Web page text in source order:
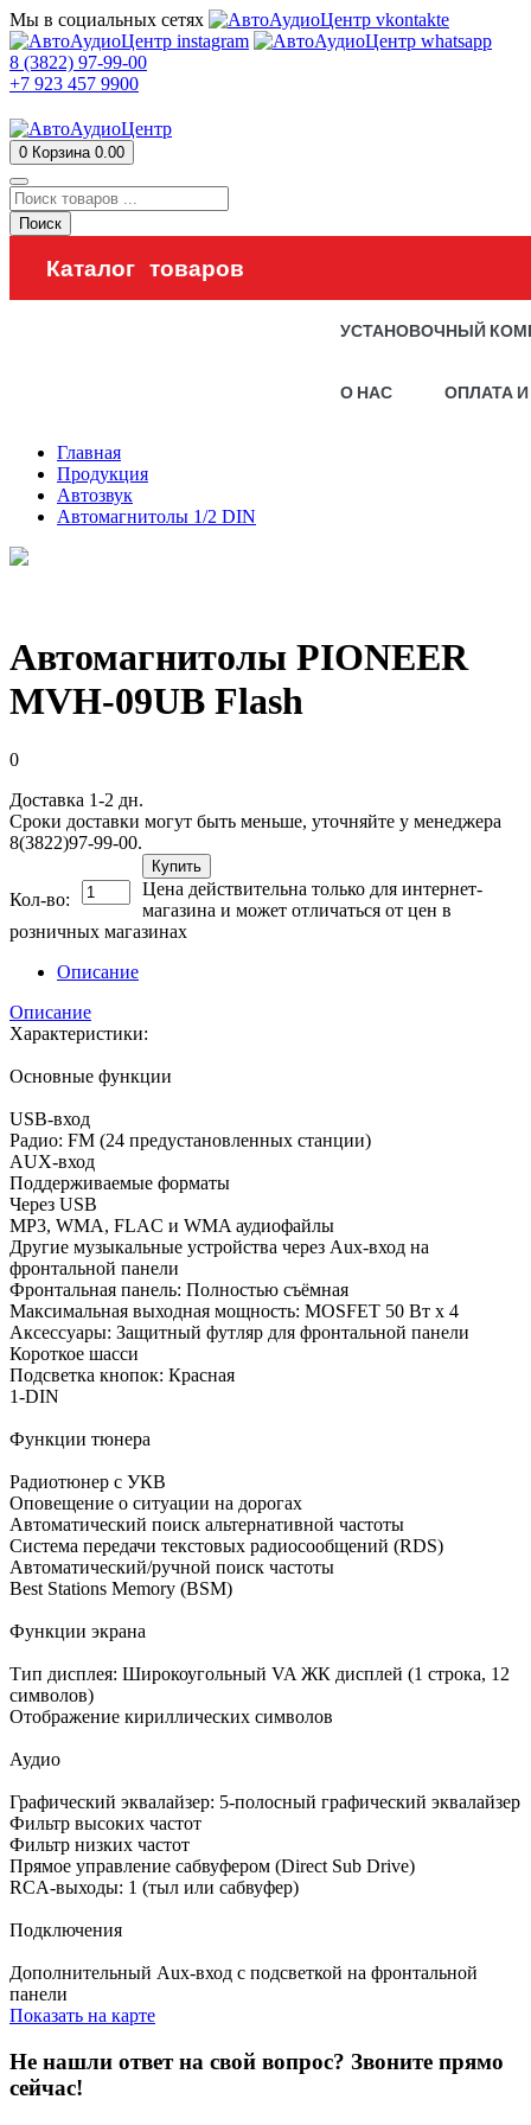
Мы в социальных сетях
8 (3822) 97-99-00
+7 923 457 9900
0 Корзина 0.00
Поиск
Каталог товаров
УСТАНОВОЧНЫЙ
О НАС ОПЛАТА
Главная
Продукция
Автозвук
Автомагнитолы 1/2 DIN
Автомагнитолы PIONEER
MVH-09UB Flash
0
Доставка 1-2 дн.
Сроки доставки могут быть меньше, уточняйте у менеджера
8(3822)97-99-00.
Кол-во:
Купить
Цена действительна только для интернет-
магазина и может отличаться от цен в
розничных магазинах
Описание
Описание
Характеристики:
Основные функции
USB-вход
Радио: FM (24 предустановленных станции)
AUX-вход
Поддерживаемые форматы
Через USB
MP3, WMA, FLAC и WMA аудиофайлы
Другие музыкальные устройства через Aux-вход на
фронтальной панели
Фронтальная панель: Полностью съёмная
Максимальная выходная мощность: MOSFET 50 Вт x 4
Аксессуары: Защитный футляр для фронтальной панели
Короткое шасси
Подсветка кнопок: Красная
1-DIN
Функции тюнера
Радиотюнер с УКВ
Оповещение о ситуации на дорогах
Автоматический поиск альтернативной частоты
Система передачи текстовых радиосообщений (RDS)
Автоматический/ручной поиск частоты
Best Stations Memory (BSM)
Функции экрана
Тип дисплея: Широкоугольный VA ЖК дисплей (1 строка, 12
символов)
Отображение кириллических символов
Аудио
Графический эквалайзер: 5-полосный графический эквалайзер
Фильтр высоких частот
Фильтр низких частот
Прямое управление сабвуфером (Direct Sub Drive)
RCA-выходы: 1 (тыл или сабвуфер)
Подключения
Дополнительный Aux-вход с подсветкой на фронтальной
панели
Показать на карте
Не нашли ответ на свой вопрос? Звоните прямо
сейчас!